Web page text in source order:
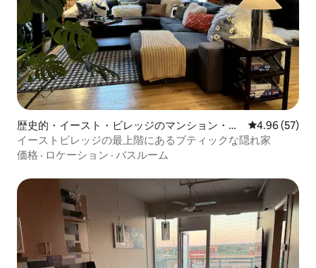
歴史的・イースト・ビレッジのマンション・ア
パート
レビュー57
4.96 (57)
イーストビレッジの最上階にあるブティックな隠れ家
価格 · ロケーション · バスルーム